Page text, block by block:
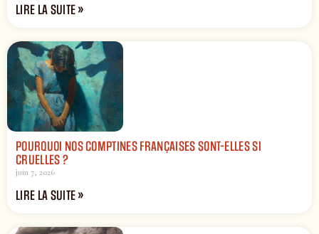
LIRE LA SUITE »
POURQUOI NOS COMPTINES FRANÇAISES SONT-ELLES SI
CRUELLES ?
juin 7, 2026
LIRE LA SUITE »